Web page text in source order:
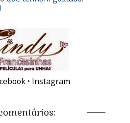
• Instagram